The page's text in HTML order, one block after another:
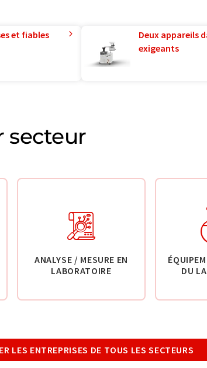
et fiables
Deux appareils
exigeants
secteur
ANALYSE / MESURE EN
LABORATOIRE
DU
LES ENTREPRISES DE TOUS LES SECTEURS